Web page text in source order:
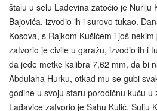
štalu u selu Lađevina zatočio je Nuriju
Bajovića, izvodio ih i surovo tukao.
Kosova, s Rajkom Kušićem i još
zatvorio je civile u garažu, izvodio ih i
da jede metke kalibra 7,62 mm, da bi
Abdulaha Hurku, otkad mu se gubi
godine u svoju staru porodičnu kuću u
Lađavice zatvorio je Šahu Kulić, Sulju